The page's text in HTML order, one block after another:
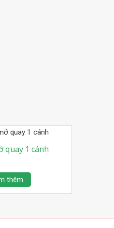
quay 1 cánh
thêm